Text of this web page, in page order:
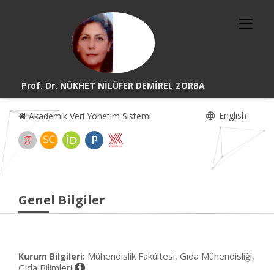
Prof. Dr. NÜKHET NİLÜFER DEMİREL ZORBA
Akademik Veri Yönetim Sistemi English
Genel Bilgiler
Kurum Bilgileri: Mühendislik Fakültesi, Gıda Mühendisliği,
Gıda Bilimleri